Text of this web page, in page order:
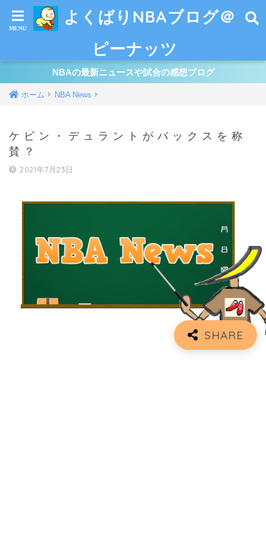
よくばりNBAブログ＠
ピーナッツ
NBAの最新ニュースや試合の感想ブログ
ホーム NBA News
ケビン・デュラントがバックスを称
賛？
2021年7月23日